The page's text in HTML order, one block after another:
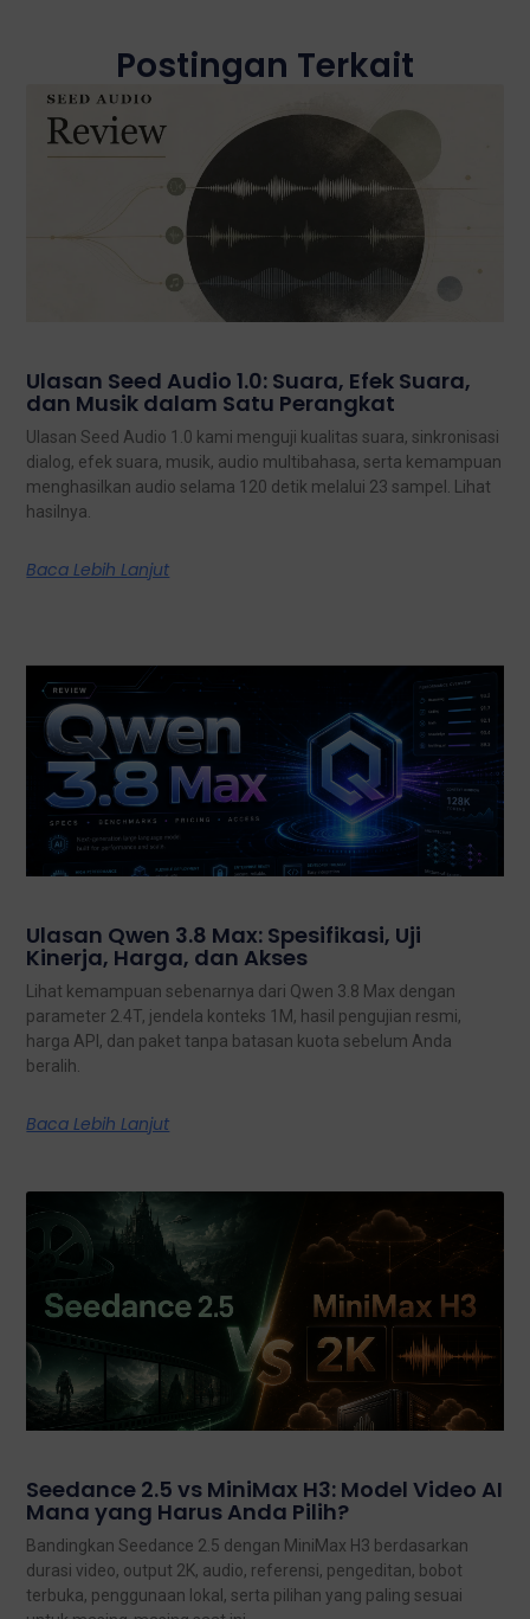
Postingan Terkait
Ulasan Seed Audio 1.0: Suara, Efek Suara,
dan Musik dalam Satu Perangkat
Ulasan Seed Audio 1.0 kami menguji kualitas suara, sinkronisasi
dialog, efek suara, musik, audio multibahasa, serta kemampuan
menghasilkan audio selama 120 detik melalui 23 sampel. Lihat
hasilnya.
Baca Lebih Lanjut
Ulasan Qwen 3.8 Max: Spesifikasi, Uji
Kinerja, Harga, dan Akses
Lihat kemampuan sebenarnya dari Qwen 3.8 Max dengan
parameter 2.4T, jendela konteks 1M, hasil pengujian resmi,
harga API, dan paket tanpa batasan kuota sebelum Anda
beralih.
Baca Lebih Lanjut
Seedance 2.5 vs MiniMax H3: Model Video AI
Mana yang Harus Anda Pilih?
Bandingkan Seedance 2.5 dengan MiniMax H3 berdasarkan
durasi video, output 2K, audio, referensi, pengeditan, bobot
terbuka, penggunaan lokal, serta pilihan yang paling sesuai